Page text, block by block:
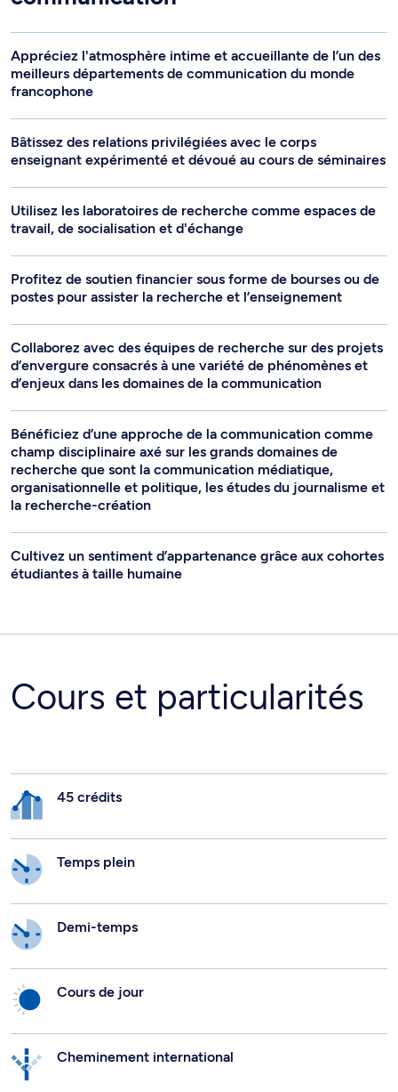
Appréciez l'atmosphère intime et accueillante de l’un des
meilleurs départements de communication du monde
francophone
Bâtissez des relations privilégiées avec le corps
enseignant expérimenté et dévoué au cours de séminaires
Utilisez les laboratoires de recherche comme espaces de
travail, de socialisation et d'échange
Profitez de soutien financier sous forme de bourses ou de
postes pour assister la recherche et l’enseignement
Collaborez avec des équipes de recherche sur des projets
d’envergure consacrés à une variété de phénomènes et
d’enjeux dans les domaines de la communication
Bénéficiez d’une approche de la communication comme
champ disciplinaire axé sur les grands domaines de
recherche que sont la communication médiatique,
organisationnelle et politique, les études du journalisme et
la recherche-création
Cultivez un sentiment d’appartenance grâce aux cohortes
étudiantes à taille humaine
Cours et particularités
45 crédits
Temps plein
Demi-temps
Cours de jour
Cheminement international